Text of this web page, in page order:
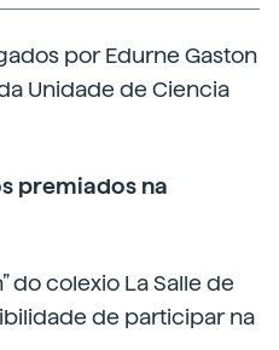
por Edurne Gaston
Unidade de Ciencia
premiados na
do colexio La Salle de
de participar na